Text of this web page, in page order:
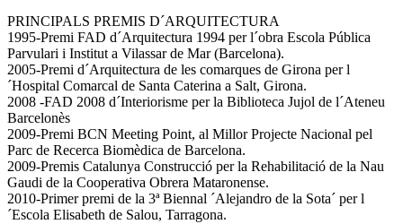
PRINCIPALS PREMIS D´ARQUITECTURA
1995-Premi FAD d´Arquitectura 1994 per l´obra Escola Pública
Parvulari i Institut a Vilassar de Mar (Barcelona).
2005-Premi d´Arquitectura de les comarques de Girona per l
´Hospital Comarcal de Santa Caterina a Salt, Girona.
2008 -FAD 2008 d´Interiorisme per la Biblioteca Jujol de l´Ateneu
Barcelonès
2009-Premi BCN Meeting Point, al Millor Projecte Nacional pel
Parc de Recerca Biomèdica de Barcelona.
2009-Premis Catalunya Construcció per la Rehabilitació de la Nau
Gaudi de la Cooperativa Obrera Mataronense.
2010-Primer premi de la 3ª Biennal ´Alejandro de la Sota´ per l
´Escola Elisabeth de Salou, Tarragona.